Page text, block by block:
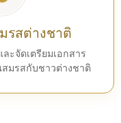
รสต่างชาติ
ะจัดเตรียมเอกสาร
สมรสกับชาวต่างชาติ